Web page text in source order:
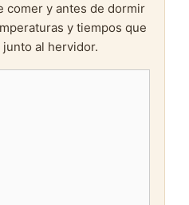
comer y antes de dormir
y tiempos que
al hervidor.